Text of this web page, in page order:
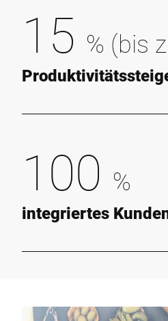
15 % (bis
100 %
integriertes